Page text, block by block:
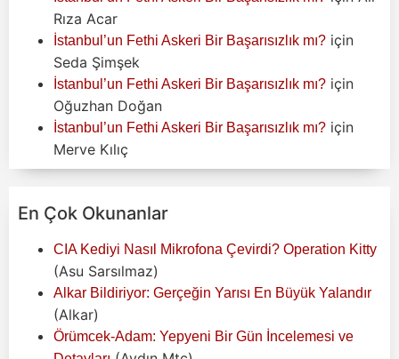
Rıza Acar
İstanbul’un Fethi Askeri Bir Başarısızlık mı? için
Seda Şimşek
İstanbul’un Fethi Askeri Bir Başarısızlık mı? için
Oğuzhan Doğan
İstanbul’un Fethi Askeri Bir Başarısızlık mı? için
Merve Kılıç
En Çok Okunanlar
CIA Kediyi Nasıl Mikrofona Çevirdi? Operation Kitty
(Asu Sarsılmaz)
Alkar Bildiriyor: Gerçeğin Yarısı En Büyük Yalandır
(Alkar)
Örümcek-Adam: Yepyeni Bir Gün İncelemesi ve